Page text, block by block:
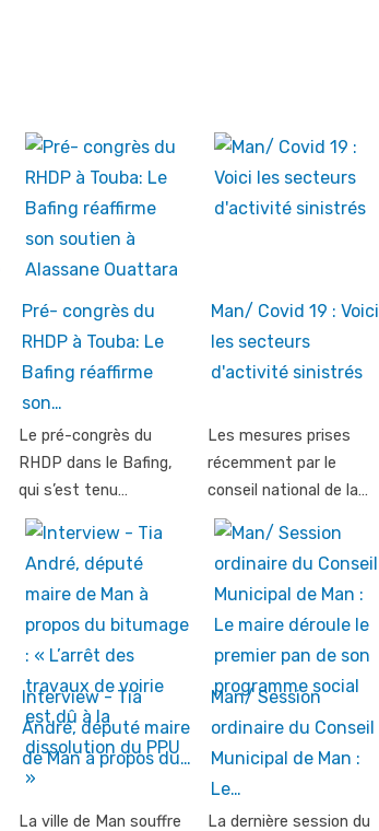
Pré- congrès du
RHDP à Touba: Le
Bafing réaffirme
son…
Le pré-congrès du
RHDP dans le Bafing,
qui s’est tenu…
Man/ Covid 19 : Voici
les secteurs
d'activité sinistrés
Les mesures prises
récemment par le
conseil national de la…
Interview - Tia
André, député maire
de Man à propos du…
La ville de Man souffre
Man/ Session
ordinaire du Conseil
Municipal de Man :
Le…
La dernière session du